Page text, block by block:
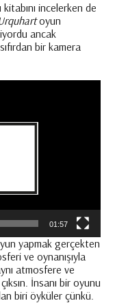
kitabını incelerken de
oyun
ancak
bir kamera
01:57
yapmak gerçekten
ve oynanışıyla
atmosfere ve
İnsanı bir oyunu
biri öyküler çünkü.